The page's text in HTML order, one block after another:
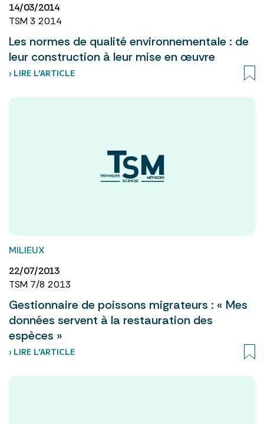
14/03/2014
TSM 3 2014
Les normes de qualité environnementale : de
leur construction à leur mise en œuvre
› LIRE L’ARTICLE
MILIEUX
22/07/2013
TSM 7/8 2013
Gestionnaire de poissons migrateurs : « Mes
données servent à la restauration des
espèces »
› LIRE L’ARTICLE